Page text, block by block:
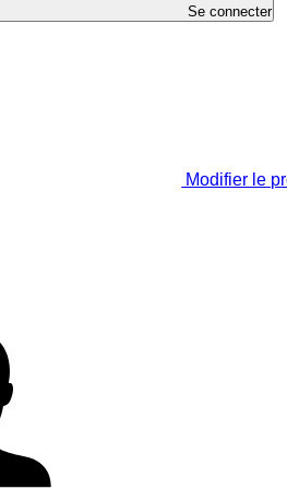
Se connecter
Modifier le